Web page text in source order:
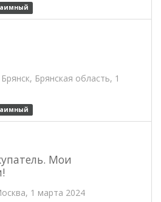
Брянская область, 1
Мои
1 марта 2024